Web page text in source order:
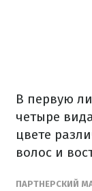
В первую
четыре
цвете
волос и
ПАРТНЕРСКИЙ